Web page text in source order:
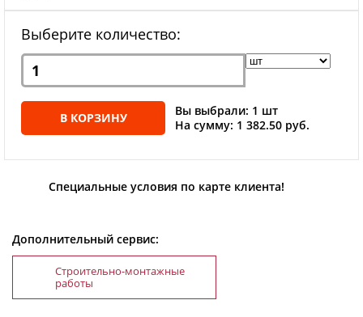
Выберите количество:
В КОРЗИНУ
Вы выбрали: 1 шт
На сумму: 1 382.50 руб.
Специальные условия по карте клиента!
Дополнительный сервис:
Строительно-монтажные
работы